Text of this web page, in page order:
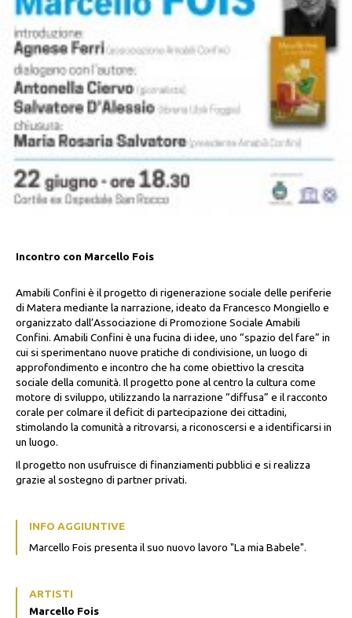
Incontro con Marcello Fois
Amabili Confini è il progetto di rigenerazione sociale delle periferie
di Matera mediante la narrazione, ideato da Francesco Mongiello e
organizzato dall’Associazione di Promozione Sociale Amabili
Confini. Amabili Confini è una fucina di idee, uno “spazio del fare” in
cui si sperimentano nuove pratiche di condivisione, un luogo di
approfondimento e incontro che ha come obiettivo la crescita
sociale della comunità. Il progetto pone al centro la cultura come
motore di sviluppo, utilizzando la narrazione “diffusa” e il racconto
corale per colmare il deficit di partecipazione dei cittadini,
stimolando la comunità a ritrovarsi, a riconoscersi e a identificarsi in
un luogo.
Il progetto non usufruisce di finanziamenti pubblici e si realizza
grazie al sostegno di partner privati.
INFO AGGIUNTIVE
Marcello Fois presenta il suo nuovo lavoro "La mia Babele".
ARTISTI
Marcello Fois